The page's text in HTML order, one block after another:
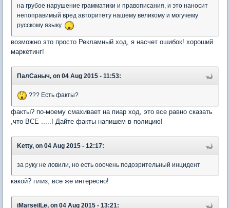
на грубое нарушение грамматики и правописания, и это наносит
непоправимый вред авторитету нашему великому и могучему
русскому языку.
возможно это просто Рекламный ход, я насчет ошибок! хороший
маркетинг!
ПалСаныч, on 04 Aug 2015 - 11:53:
??? Есть факты?
факты? по-моему смахивает на пиар ход, это все равно сказать
,что ВСЕ .....! Дайте факты напишем в полицию!
Ketty, on 04 Aug 2015 - 12:17:
за руку не ловили, но есть ооочень подозрительный инцидент
какой? плиз, все же интересно!
iMarseilLe, on 04 Aug 2015 - 13:21: